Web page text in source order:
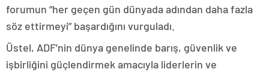
forumun “her geçen gün dünyada adından daha fazla
söz ettirmeyi” başardığını vurguladı.
Üstel, ADF’nin dünya genelinde barış, güvenlik ve
işbirliğini güçlendirmek amacıyla liderlerin ve